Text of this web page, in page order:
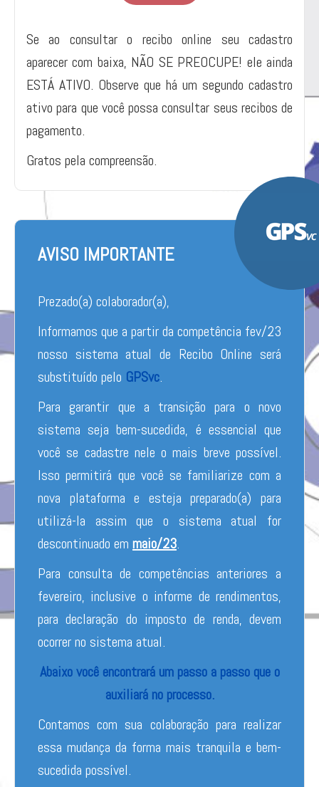
Se ao consultar o recibo online seu cadastro
aparecer com baixa, NÃO SE PREOCUPE! ele ainda
ESTÁ ATIVO. Observe que há um segundo cadastro
ativo para que você possa consultar seus recibos de
pagamento.
Gratos pela compreensão.
AVISO IMPORTANTE
Prezado(a) colaborador(a),
Informamos que a partir da competência fev/23
nosso sistema atual de Recibo Online será
substituído pelo GPSvc.
Para garantir que a transição para o novo
sistema seja bem-sucedida, é essencial que
você se cadastre nele o mais breve possível.
Isso permitirá que você se familiarize com a
nova plataforma e esteja preparado(a) para
utilizá-la assim que o sistema atual for
descontinuado em maio/23.
Para consulta de competências anteriores a
fevereiro, inclusive o informe de rendimentos,
para declaração do imposto de renda, devem
ocorrer no sistema atual.
Abaixo você encontrará um passo a passo que o
auxiliará no processo.
Contamos com sua colaboração para realizar
essa mudança da forma mais tranquila e bem-
sucedida possível.